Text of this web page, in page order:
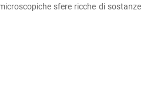
sfere ricche di sostanze